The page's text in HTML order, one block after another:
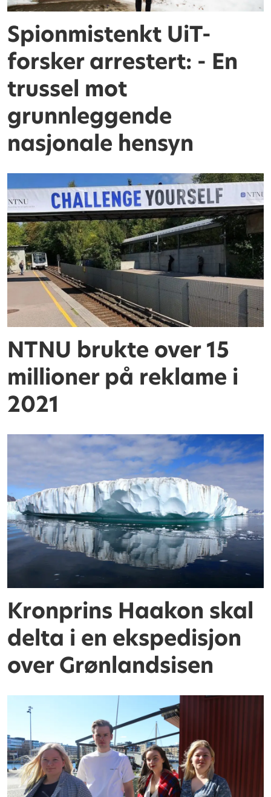
Spionmistenkt UiT-
forsker arrestert: - En
trussel mot
grunnleggende
nasjonale hensyn
NTNU brukte over 15
millioner på reklame i
2021
Kronprins Haakon skal
delta i en ekspedisjon
over Grønlandsisen